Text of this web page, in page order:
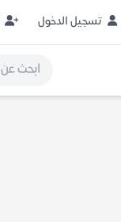
تسجيل الدخول